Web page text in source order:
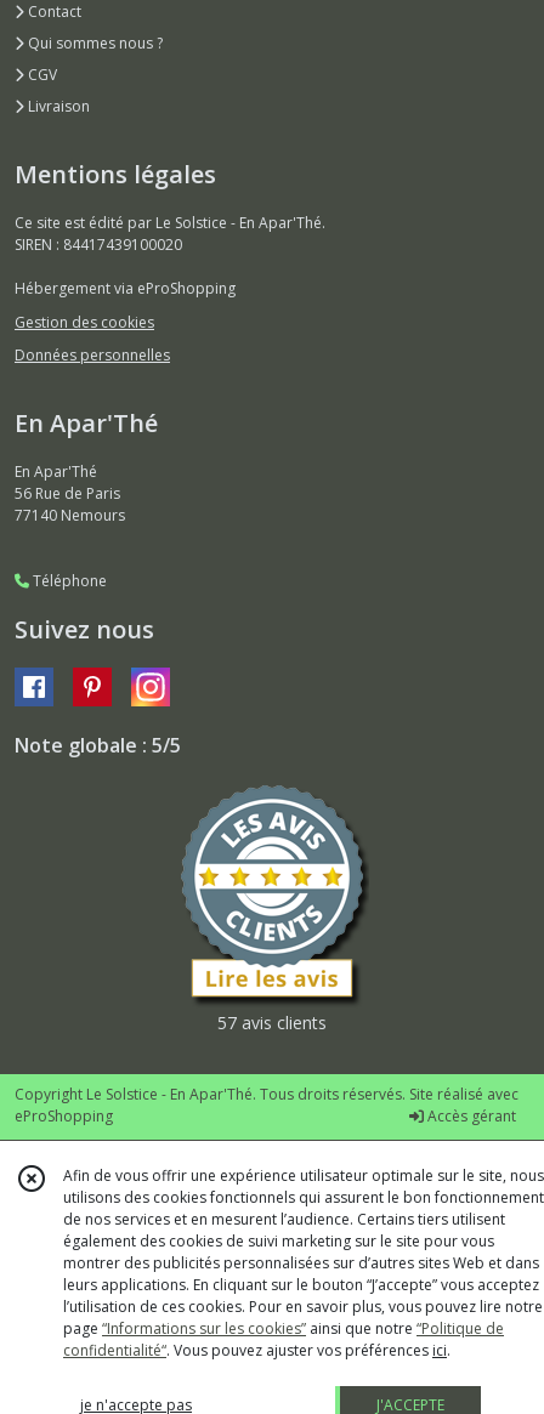
Contact
Qui sommes nous ?
CGV
Livraison
Mentions légales
Ce site est édité par Le Solstice - En Apar'Thé.
SIREN : 84417439100020
Hébergement via eProShopping
Gestion des cookies
Données personnelles
En Apar'Thé
En Apar'Thé
56 Rue de Paris
77140 Nemours
Téléphone
Suivez nous
Note globale : 5/5
57 avis clients
Copyright Le Solstice - En Apar'Thé. Tous droits réservés. Site réalisé avec
eProShopping
Accès gérant
Afin de vous offrir une expérience utilisateur optimale sur le site, nous
utilisons des cookies fonctionnels qui assurent le bon fonctionnement
de nos services et en mesurent l’audience. Certains tiers utilisent
également des cookies de suivi marketing sur le site pour vous
montrer des publicités personnalisées sur d’autres sites Web et dans
leurs applications. En cliquant sur le bouton “J’accepte” vous acceptez
l’utilisation de ces cookies. Pour en savoir plus, vous pouvez lire notre
page “Informations sur les cookies” ainsi que notre “Politique de
confidentialité“. Vous pouvez ajuster vos préférences ici.
je n'accepte pas J'ACCEPTE